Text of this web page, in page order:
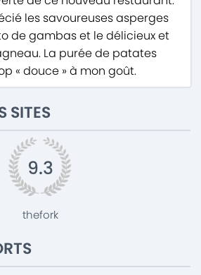
les savoureuses asperges
de gambas et le délicieux et
La purée de patates
« douce » à mon goût.
SITES
9.3
thefork